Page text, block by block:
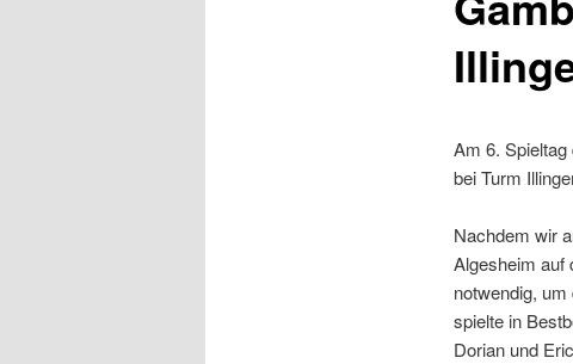
Am 6.
bei Turm
Nachdem wir
Algesheim auf
notwendig,
spielte in
Dorian und